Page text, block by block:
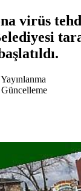
virüs
Yayınlanma
Güncelleme